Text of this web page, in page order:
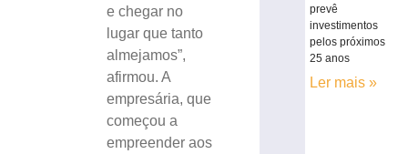
e chegar no
lugar que tanto
almejamos”,
afirmou. A
empresária, que
começou a
empreender aos
prevê
investimentos
pelos próximos
25 anos
Ler mais »